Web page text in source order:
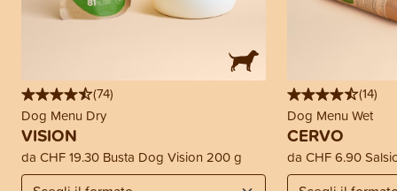
(74)
Dog Menu Dry
VISION
da CHF 19.30 Busta Dog Vision 200 g
(14)
Dog Menu Wet
CERVO
da CHF 6.90